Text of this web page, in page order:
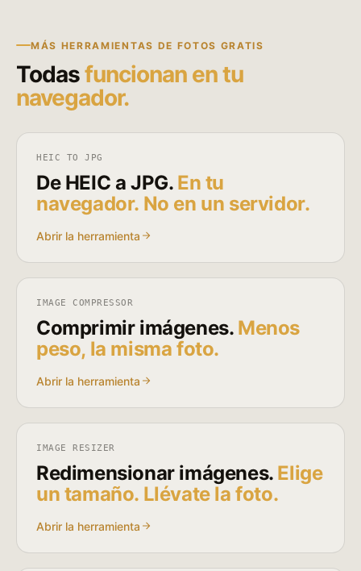
MÁS HERRAMIENTAS DE FOTOS GRATIS
Todasfuncionan en tu
navegador.
HEIC TO JPG
De HEIC a JPG. En tu
navegador. No en un servidor.
Abrir la herramienta
IMAGE COMPRESSOR
Comprimir imágenes. Menos
peso, la misma foto.
Abrir la herramienta
IMAGE RESIZER
Redimensionar imágenes. Elige
un tamaño. Llévate la foto.
Abrir la herramienta